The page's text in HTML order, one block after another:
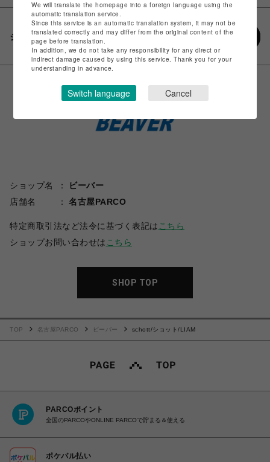
シェアする
ショップ名
ビーバー
店舗名
名古屋PARCO
特定商取引法など法令に基づく表記は こちら
ショップお問い合わせは こちら
SHOP TOP
TOP 名古屋PARCO ビーバー schott/ショット/LIAM
PARCOポイント
全国のPARCOやONLINE PARCOで貯まる＆使える
ポケパル払い
We will translate the homepage into a foreign language using the
automatic translation service.
Since this service is an automatic translation system, it may not be
translated correctly and may differ from the original content of the
page before translation.
In addition, we do not take any responsibility for any direct or
indirect damage caused by using this service. Thank you for your
understanding in advance.
Switch language Cancel